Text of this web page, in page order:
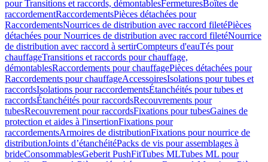
pour Transitions et raccords, démontablesFermeturesBoîtes de
raccordementRaccordementsPièces détachées pour
RaccordementsNourrices de distribution avec raccord filetéPièces
détachées pour Nourrices de distribution avec raccord filetéNourrice
de distribution avec raccord à sertirCompteurs d'eauTés pour
chauffageTransitions et raccords pour chauffage,
démontablesRaccordements pour chauffagePièces détachées pour
Raccordements pour chauffageAccessoiresIsolations pour tubes et
raccordsIsolations pour raccordementsÉtanchéités pour tubes et
raccordsÉtanchéités pour raccordsRecouvrements pour
tubesRecouvrement pour raccordsFixations pour tubesGaines de
protection et aides à l'insertionFixations pour
raccordementsArmoires de distributionFixations pour nourrice de
distributionJoints d’étanchéitéPacks de vis pour assemblages à
brideConsommablesGeberit PushFitTubes MLTubes ML pour